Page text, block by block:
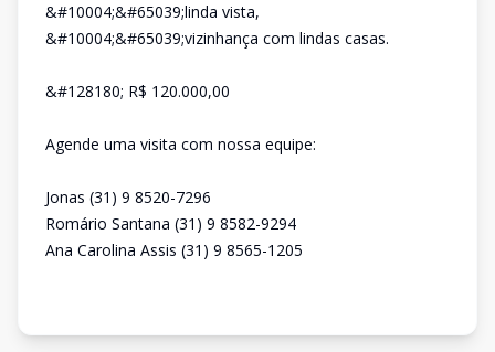
&#10004;&#65039;linda vista,
&#10004;&#65039;vizinhança com lindas casas.
&#128180; R$ 120.000,00
Agende uma visita com nossa equipe:
Jonas (31) 9 8520-7296
Romário Santana (31) 9 8582-9294
Ana Carolina Assis (31) 9 8565-1205